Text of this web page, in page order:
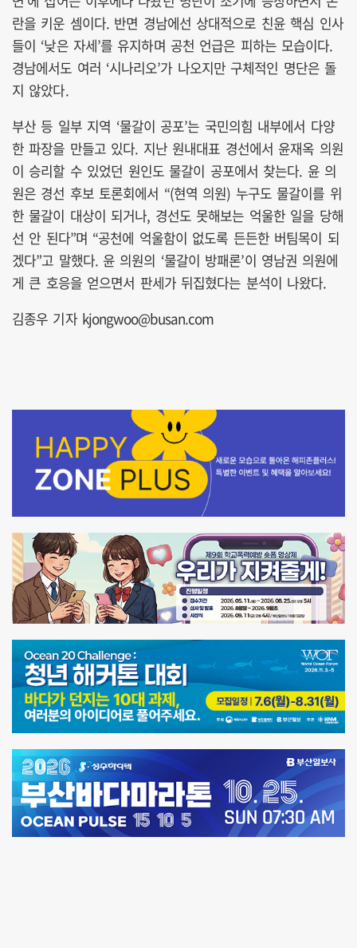
란을 키운 셈이다. 반면 경남에선 상대적으로 친윤 핵심 인사
들이 ‘낮은 자세’를 유지하며 공천 언급은 피하는 모습이다.
경남에서도 여러 ‘시나리오’가 나오지만 구체적인 명단은 돌
지 않았다.
부산 등 일부 지역 ‘물갈이 공포’는 국민의힘 내부에서 다양
한 파장을 만들고 있다. 지난 원내대표 경선에서 윤재옥 의원
이 승리할 수 있었던 원인도 물갈이 공포에서 찾는다. 윤 의
원은 경선 후보 토론회에서 “(현역 의원) 누구도 물갈이를 위
한 물갈이 대상이 되거나, 경선도 못해보는 억울한 일을 당해
선 안 된다”며 “공천에 억울함이 없도록 든든한 버팀목이 되
겠다”고 말했다. 윤 의원의 ‘물갈이 방패론’이 영남권 의원에
게 큰 호응을 얻으면서 판세가 뒤집혔다는 분석이 나왔다.
김종우 기자 kjongwoo@busan.com